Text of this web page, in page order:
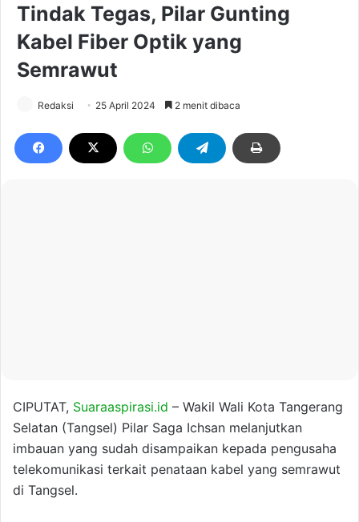
Tindak Tegas, Pilar Gunting
Kabel Fiber Optik yang
Semrawut
Redaksi 25 April 2024 2 menit dibaca
CIPUTAT, Suaraaspirasi.id – Wakil Wali Kota Tangerang
Selatan (Tangsel) Pilar Saga Ichsan melanjutkan
imbauan yang sudah disampaikan kepada pengusaha
telekomunikasi terkait penataan kabel yang semrawut
di Tangsel.